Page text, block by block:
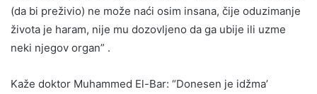
(da bi preživio) ne može naći osim insana, čije oduzimanje
života je haram, nije mu dozovljeno da ga ubije ili uzme
neki njegov organ” .
Kaže doktor Muhammed El-Bar: “Donesen je idžma’